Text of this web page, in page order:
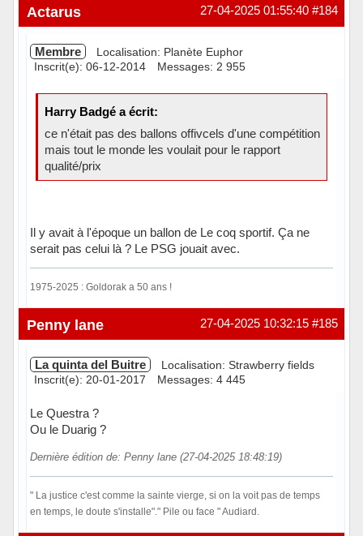
#184
27-04-2025 01:55:40
Actarus
Membre
Localisation: Planète Euphor
Inscrit(e): 06-12-2014
Messages: 2 955
Harry Badgé a écrit:
ce n'était pas des ballons offivcels d'une compétition
mais tout le monde les voulait pour le rapport
qualité/prix
Il y avait à l'époque un ballon de Le coq sportif. Ça ne
serait pas celui là ? Le PSG jouait avec.
1975-2025 : Goldorak a 50 ans !
Hors ligne #185
27-04-2025 10:32:15
Penny lane
La quinta del Buitre
Localisation: Strawberry fields
Inscrit(e): 20-01-2017
Messages: 4 445
Le Questra ?
Ou le Duarig ?
Dernière édition de: Penny lane (27-04-2025 18:48:19)
" La justice c'est comme la sainte vierge, si on la voit pas de temps
en temps, le doute s'installe"." Pile ou face " Audiard.